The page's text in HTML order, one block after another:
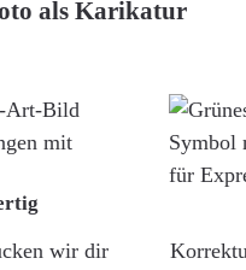
als Karikatur
wir dir